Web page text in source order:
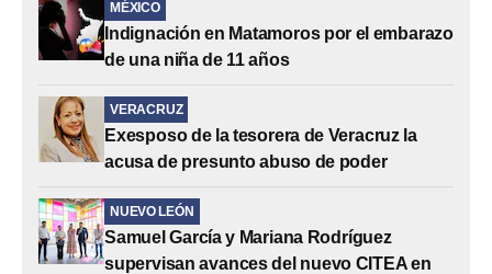
MÉXICO
Indignación en Matamoros por el embarazo
de una niña de 11 años
VERACRUZ
Exesposo de la tesorera de Veracruz la
acusa de presunto abuso de poder
NUEVO LEÓN
Samuel García y Mariana Rodríguez
supervisan avances del nuevo CITEA en